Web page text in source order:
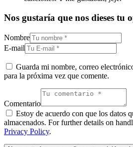
Nos gustaría que nos dieses tu
Nombre
E-mail
Guarda mi nombre, correo
para la próxima vez que comente.
Comentario
Estoy de acuerdo con que los datos
almacenados. For further details on
Privacy Policy.